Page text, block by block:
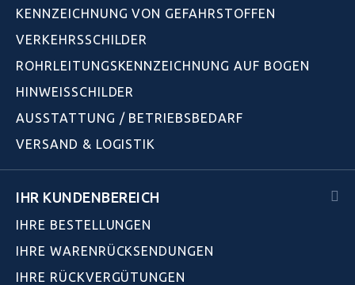
KENNZEICHNUNG VON GEFAHRSTOFFEN
VERKEHRSSCHILDER
ROHRLEITUNGSKENNZEICHNUNG AUF BOGEN
HINWEISSCHILDER
AUSSTATTUNG / BETRIEBSBEDARF
VERSAND & LOGISTIK
IHR KUNDENBEREICH
IHRE BESTELLUNGEN
IHRE WARENRÜCKSENDUNGEN
IHRE RÜCKVERGÜTUNGEN